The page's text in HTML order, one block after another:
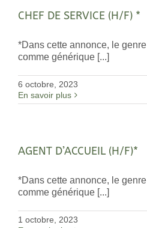
CHEF DE SERVICE (H/F) *
*Dans cette annonce, le
comme générique [...]
6 octobre, 2023
En savoir plus
AGENT D’ACCUEIL (H/F)*
*Dans cette annonce, le
comme générique [...]
1 octobre, 2023